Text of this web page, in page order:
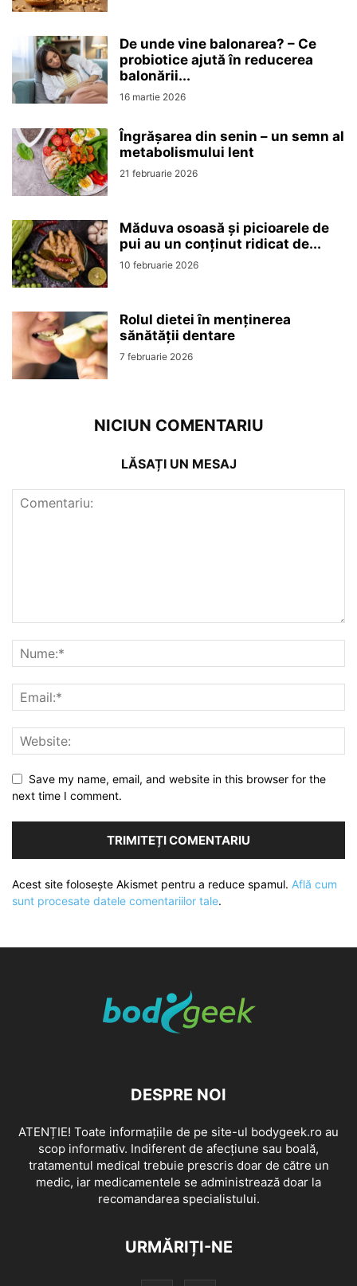
De unde vine balonarea? – Ce
probiotice ajută în reducerea
balonării...
16 martie 2026
Îngrășarea din senin – un semn al
metabolismului lent
21 februarie 2026
Măduva osoasă și picioarele de
pui au un conținut ridicat de...
10 februarie 2026
Rolul dietei în menținerea
sănătății dentare
7 februarie 2026
NICIUN COMENTARIU
LĂSAȚI UN MESAJ
Save my name, email, and website in this browser for the
next time I comment.
Acest site folosește Akismet pentru a reduce spamul. Află cum
sunt procesate datele comentariilor tale.
DESPRE NOI
ATENȚIE! Toate informațiile de pe site-ul bodygeek.ro au
scop informativ. Indiferent de afecțiune sau boală,
tratamentul medical trebuie prescris doar de către un
medic, iar medicamentele se administrează doar la
recomandarea specialistului.
URMĂRIȚI-NE